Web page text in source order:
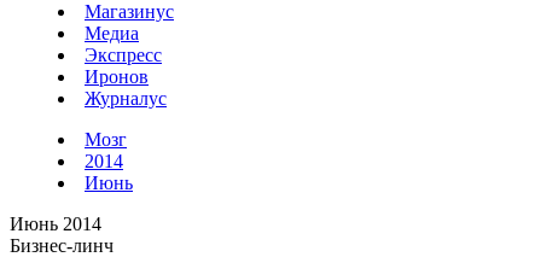
Магазинус
Медиа
Экспресс
Иронов
Журналус
Мозг
2014
Июнь
Июнь 2014
Бизнес-линч